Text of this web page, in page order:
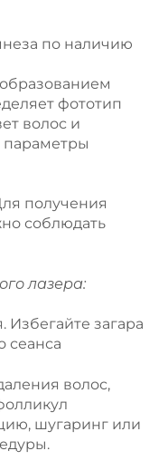
по наличию
фототип
волос и
параметры
получения
соблюдать
лазера:
загара
сеанса
волос,
шугаринг или